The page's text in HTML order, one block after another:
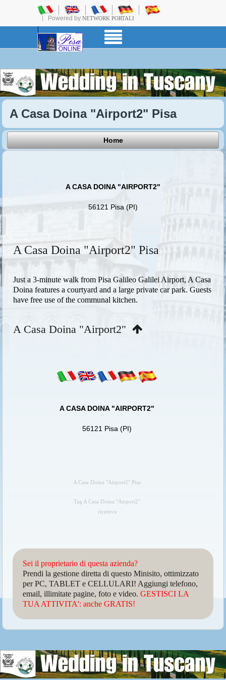
Powered by NETWORK PORTALI
A Casa Doina "Airport2" Pisa
Home
A CASA DOINA "AIRPORT2"
56121 Pisa (PI)
A Casa Doina "Airport2" Pisa
Just a 3-minute walk from Pisa Galileo Galilei Airport, A Casa
Doina features a courtyard and a large private car park. Guests
have free use of the communal kitchen.
A Casa Doina "Airport2"
A CASA DOINA "AIRPORT2"
56121 Pisa (PI)
A Casa Doina "Airport2" Pisa
Tag A Casa Doina "Airport2"
ricettiva
Sei il proprietario di questa azienda?
Prendi la gestione diretta di questo Minisito, ottimizzato
per PC, TABLET e CELLULARI! Aggiungi telefono,
email, illimitate pagine, foto e video.GESTISCI LA
TUA ATTIVITA': anche GRATIS!